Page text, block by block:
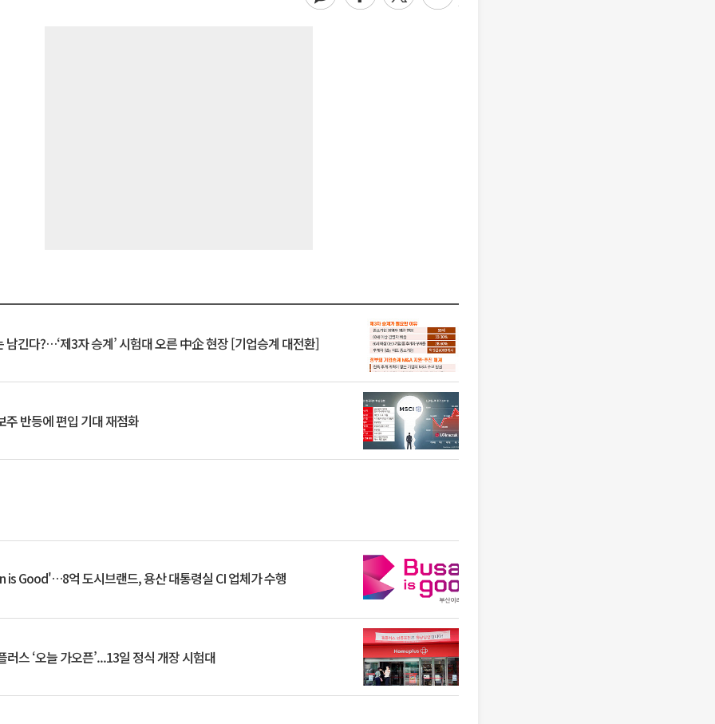
남긴다?…‘제3자 승계’ 시험대 오른 中企 현장 [기업승계 대전환]
반등에 편입 기대 재점화
is Good'…8억 도시브랜드, 용산 대통령실 CI 업체가 수행
스 ‘오늘 가오픈’...13일 정식 개장 시험대